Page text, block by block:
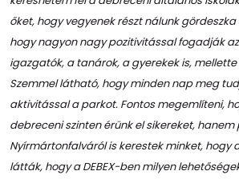
őket, hogy vegyenek részt nálunk
hogy nagyon nagy pozitivitással fogadják
igazgatók, a tanárok, a gyerekek is, mellette
Szemmel látható, hogy minden nap meg
aktivitással a parkot. Fontos megemlíteni,
debreceni szinten érünk el sikereket, hanem
Nyírmártonfalváról is kerestek minket, hogy
látták, hogy a DEBEX-ben milyen